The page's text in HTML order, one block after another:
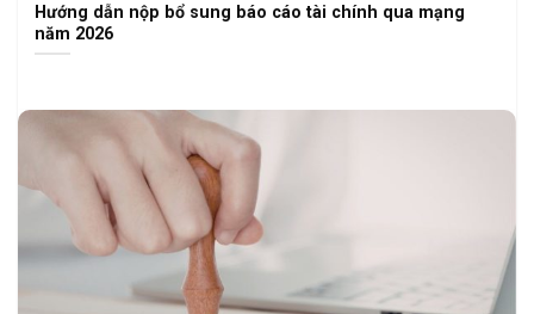
Hướng dẫn nộp bổ sung báo cáo tài chính qua mạng
năm 2026